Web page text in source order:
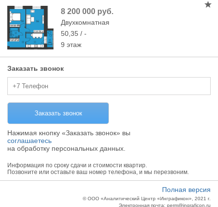
8 200 000 руб.
Двухкомнатная
50,35 / -
9 этаж
Заказать звонок
Нажимая кнопку «Заказать звонок» вы
соглашаетесь
на обработку персональных данных.
Информация по сроку сдачи и стоимости квартир.
Позвоните или оставьте ваш номер телефона, и мы перезвоним.
Полная версия
© OОO «Аналитический Центр «Инграфикон», 2021 г.
Электронная почта: perm@ingraficon.ru